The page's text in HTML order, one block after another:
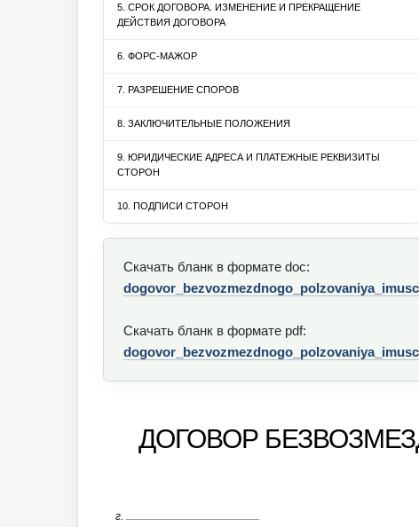
5. СРОК ДОГОВОРА. ИЗМЕНЕНИЕ И ПРЕКРАЩЕНИЕ
ДЕЙСТВИЯ ДОГОВОРА
6. ФОРС-МАЖОР
7. РАЗРЕШЕНИЕ СПОРОВ
8. ЗАКЛЮЧИТЕЛЬНЫЕ ПОЛОЖЕНИЯ
9. ЮРИДИЧЕСКИЕ АДРЕСА И ПЛАТЕЖНЫЕ РЕКВИЗИТЫ
СТОРОН
10. ПОДПИСИ СТОРОН
Скачать бланк в формате doc:
Скачать бланк в формате pdf:
ДОГОВОР
г.